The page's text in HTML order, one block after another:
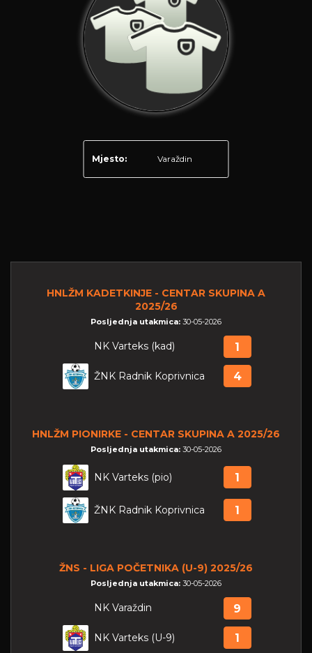
Mjesto: Varaždin
HNLŽM KADETKINJE - CENTAR SKUPINA A
2025/26
Posljednja utakmica: 30-05-2026
NK Varteks (kad) 1
ŽNK Radnik Koprivnica 4
HNLŽM PIONIRKE - CENTAR SKUPINA A 2025/26
Posljednja utakmica: 30-05-2026
NK Varteks (pio) 1
ŽNK Radnik Koprivnica 1
ŽNS - LIGA POČETNIKA (U-9) 2025/26
Posljednja utakmica: 30-05-2026
NK Varaždin 9
NK Varteks (U-9) 1